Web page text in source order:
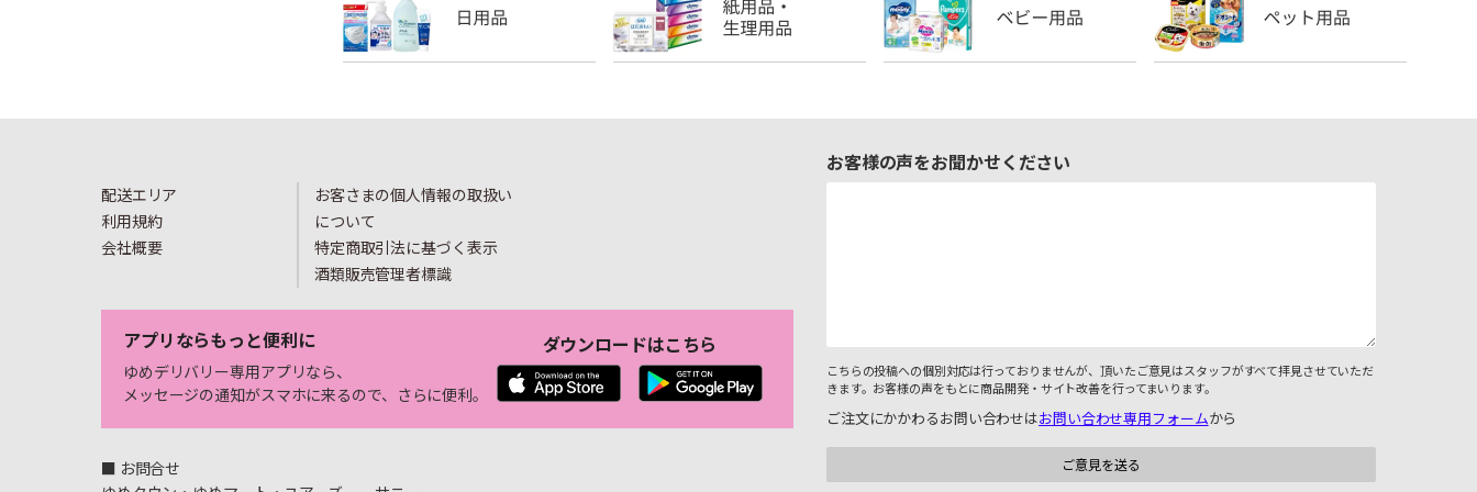
配送エリア
利用規約
会社概要
お客さまの個人情報の取扱い
について
特定商取引法に基づく表示
酒類販売管理者標識
アプリならもっと便利に
ゆめデリバリー専用アプリなら、
メッセージの通知がスマホに来るので、さらに便利。
ダウンロードはこちら
■ お問合せ
お客様の声をお聞かせください
こちらの投稿への個別対応は行っておりませんが、頂いたご意見はスタッフがすべて拝見させていただ
きます。お客様の声をもとに商品開発・サイト改善を行ってまいります。
ご注文にかかわるお問い合わせはお問い合わせ専用フォームから